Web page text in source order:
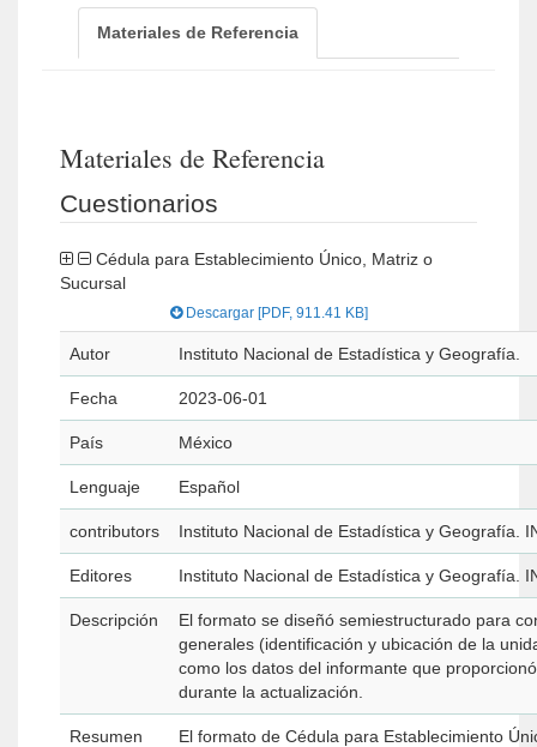
Materiales de Referencia
Materiales de Referencia
Cuestionarios
Sucursal
Descargar [PDF, 911.41 KB]
Autor Instituto Nacional de Estadística y Geografía.
Fecha 2023-06-01
País México
Lenguaje Español
contributors Instituto Nacional de Estadística y Geografía.
Editores Instituto Nacional de Estadística y Geografía.
Descripción
El formato se diseñó semiestructurado para
generales (identificación y ubicación de la
como los datos del informante que
durante la actualización.
Resumen
El formato de Cédula para Establecimiento